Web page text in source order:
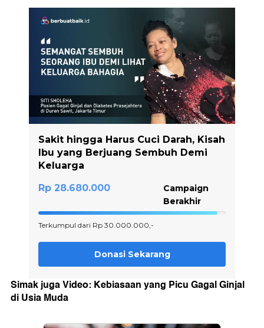
Simak juga Video: Kebiasaan yang Picu Gagal Ginjal
di Usia Muda